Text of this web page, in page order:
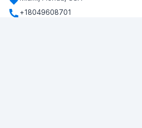
+18049608701